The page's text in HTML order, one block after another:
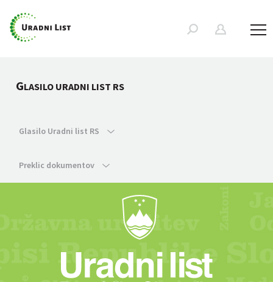
GLASILO URADNI LIST RS
Glasilo Uradni list RS
Preklic dokumentov